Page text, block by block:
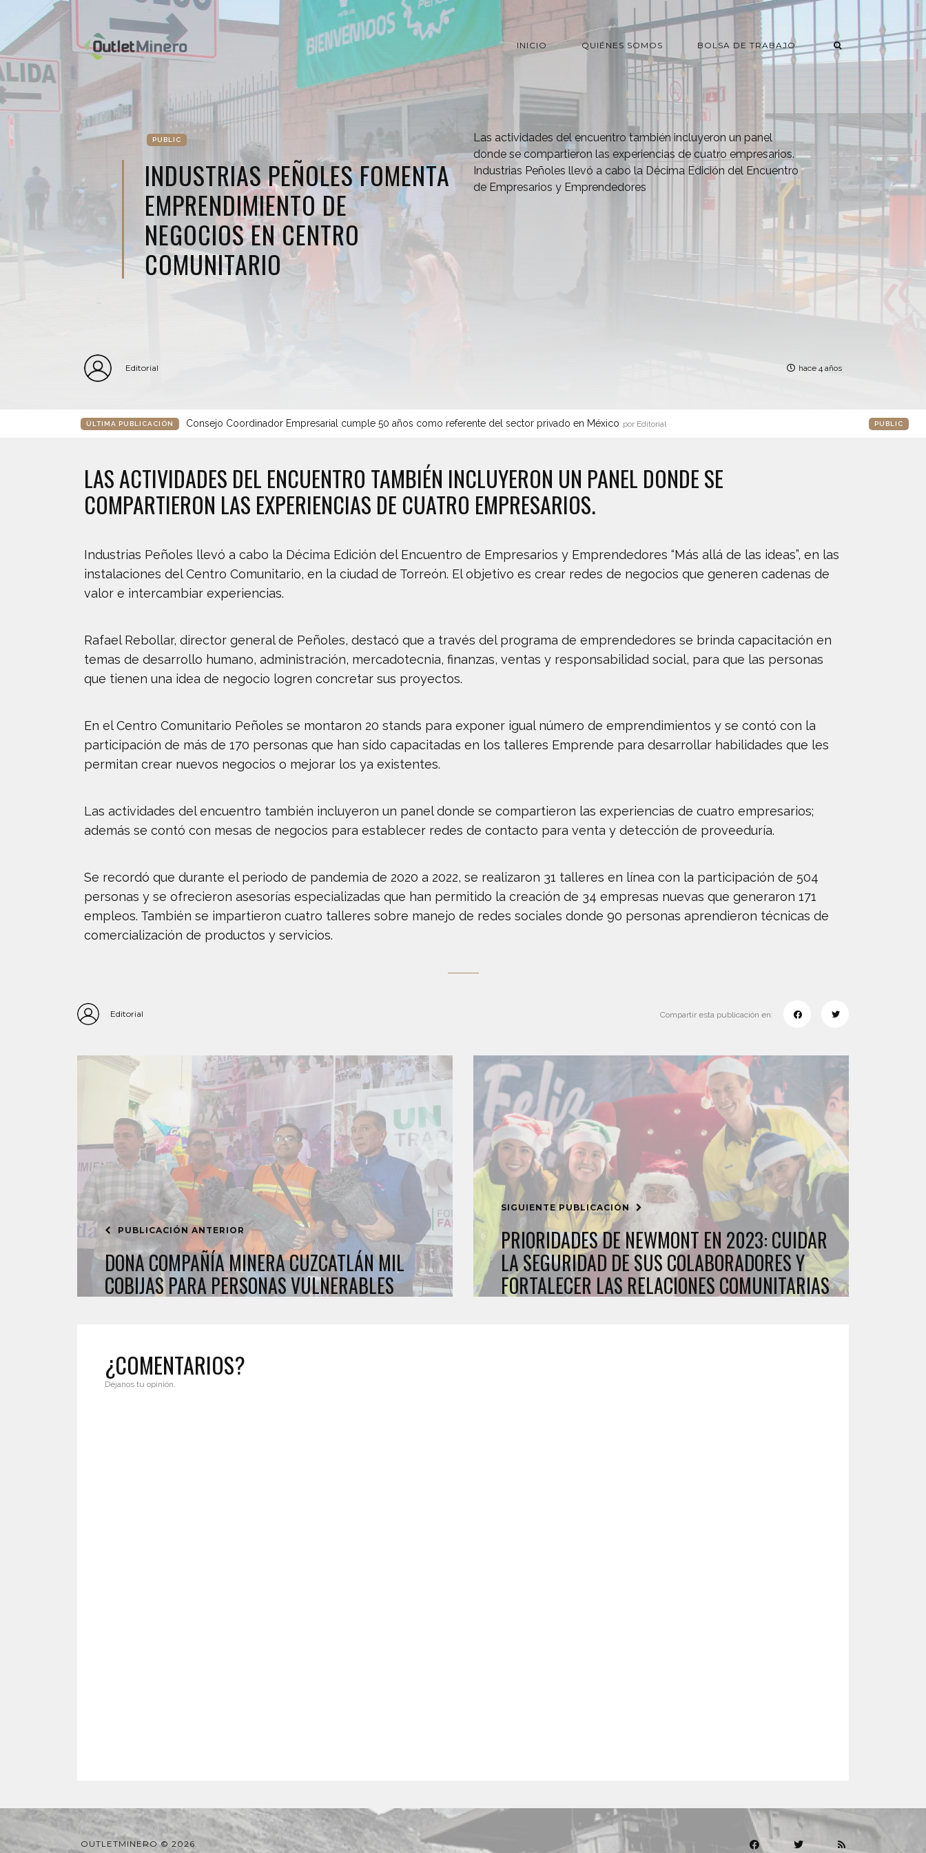
INICIO QUIÉNES SOMOS BOLSA DE TRABAJO
PUBLIC
INDUSTRIAS PEÑOLES FOMENTA
EMPRENDIMIENTO DE
NEGOCIOS EN CENTRO
COMUNITARIO
Las actividades del encuentro también incluyeron un panel
donde se compartieron las experiencias de cuatro empresarios.
Industrias Peñoles llevó a cabo la Décima Edición del Encuentro
de Empresarios y Emprendedores
Editorial hace 4 años
ÚLTIMA PUBLICACIÓN Consejo Coordinador Empresarial cumple 50 años como referente del sector privado en México por Editorial PUBLIC
LAS ACTIVIDADES DEL ENCUENTRO TAMBIÉN INCLUYERON UN PANEL DONDE SE
COMPARTIERON LAS EXPERIENCIAS DE CUATRO EMPRESARIOS.
Industrias Peñoles llevó a cabo la Décima Edición del Encuentro de Empresarios y Emprendedores “Más allá de las ideas”, en las
instalaciones del Centro Comunitario, en la ciudad de Torreón. El objetivo es crear redes de negocios que generen cadenas de
valor e intercambiar experiencias.
Rafael Rebollar, director general de Peñoles, destacó que a través del programa de emprendedores se brinda capacitación en
temas de desarrollo humano, administración, mercadotecnia, finanzas, ventas y responsabilidad social, para que las personas
que tienen una idea de negocio logren concretar sus proyectos.
En el Centro Comunitario Peñoles se montaron 20 stands para exponer igual número de emprendimientos y se contó con la
participación de más de 170 personas que han sido capacitadas en los talleres Emprende para desarrollar habilidades que les
permitan crear nuevos negocios o mejorar los ya existentes.
Las actividades del encuentro también incluyeron un panel donde se compartieron las experiencias de cuatro empresarios;
además se contó con mesas de negocios para establecer redes de contacto para venta y detección de proveeduría.
Se recordó que durante el periodo de pandemia de 2020 a 2022, se realizaron 31 talleres en línea con la participación de 504
personas y se ofrecieron asesorías especializadas que han permitido la creación de 34 empresas nuevas que generaron 171
empleos. También se impartieron cuatro talleres sobre manejo de redes sociales donde 90 personas aprendieron técnicas de
comercialización de productos y servicios.
Editorial Compartir esta publicación en:
PUBLICACIÓN ANTERIOR
DONA COMPAÑÍA MINERA CUZCATLÁN MIL
COBIJAS PARA PERSONAS VULNERABLES
SIGUIENTE PUBLICACIÓN
PRIORIDADES DE NEWMONT EN 2023: CUIDAR
LA SEGURIDAD DE SUS COLABORADORES Y
FORTALECER LAS RELACIONES COMUNITARIAS
¿COMENTARIOS?
Déjanos tu opinión.
OUTLETMINERO © 2026.